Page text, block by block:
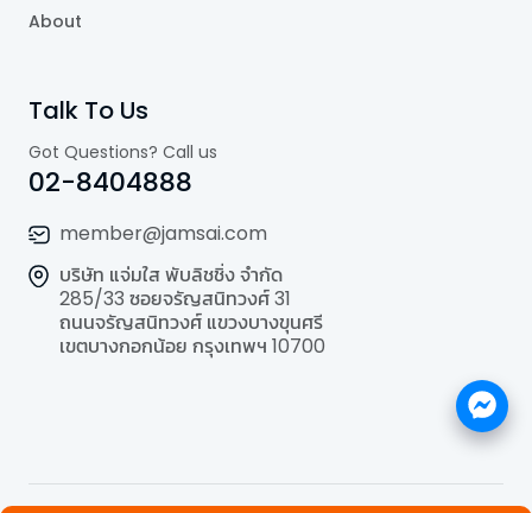
About
Talk To Us
Got Questions? Call us
02-8404888
member@jamsai.com
บริษัท แจ่มใส พับลิชชิ่ง จำกัด
285/33 ซอยจรัญสนิทวงศ์ 31
ถนนจรัญสนิทวงศ์ แขวงบางขุนศรี
เขตบางกอกน้อย กรุงเทพฯ 10700